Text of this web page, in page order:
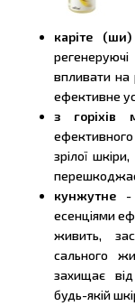
каріте (ши)
впливати на
ефективне
з горіхів
зрілої
кунжутне -
есенціями
живить,
сального
захищає
будь-якій